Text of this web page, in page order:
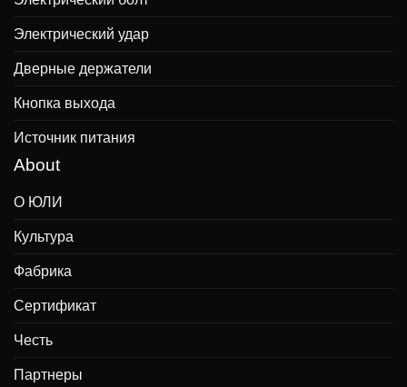
Электрический удар
Дверные держатели
Кнопка выхода
Источник питания
About
О ЮЛИ
Культура
Фабрика
Сертификат
Честь
Партнеры